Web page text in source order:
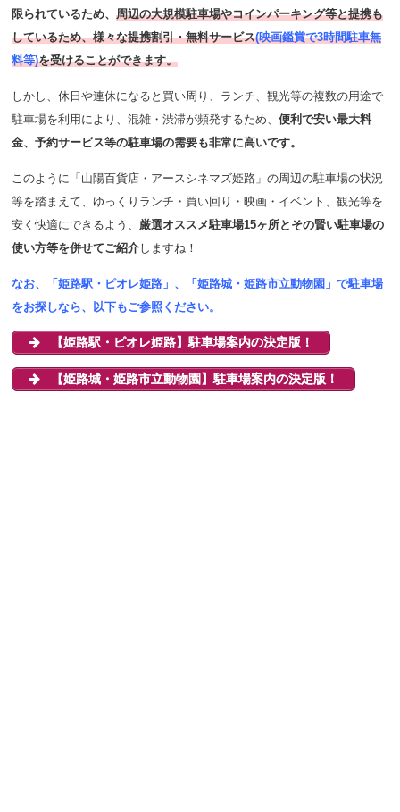
限られているため、周辺の大規模駐車場やコインパーキング等と提携も
しているため、様々な提携割引・無料サービス(映画鑑賞で3時間駐車無
料等)を受けることができます。
しかし、休日や連休になると買い周り、ランチ、観光等の複数の用途で
駐車場を利用により、混雑・渋滞が頻発するため、便利で安い最大料
金、予約サービス等の駐車場の需要も非常に高いです。
このように「山陽百貨店・アースシネマズ姫路」の周辺の駐車場の状況
等を踏まえて、ゆっくりランチ・買い回り・映画・イベント、観光等を
安く快適にできるよう、 厳選オススメ駐車場15ヶ所とその賢い駐車場の
使い方等を併せてご紹介しますね！
なお、「姫路駅・ピオレ姫路」、「姫路城・姫路市立動物園」で駐車場
をお探しなら、以下もご参照ください。
【姫路駅・ピオレ姫路】駐車場案内の決定版！
【姫路城・姫路市立動物園】駐車場案内の決定版！